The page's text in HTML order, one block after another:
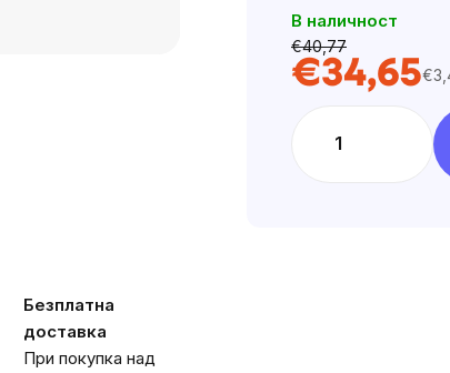
Безплатна
доставка
При покупка над
В наличност
€40,77
€34,65